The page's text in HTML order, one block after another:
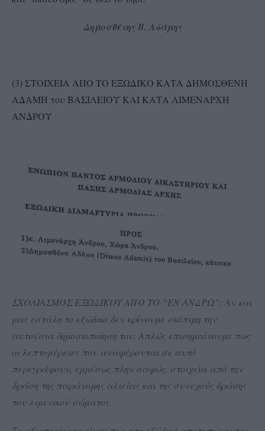
Δημοσθένης Β. Αδάμης
(3) ΣΤΟΙΧΕΙΑ ΑΠΟ ΤΟ ΕΞΩΔΙΚΟ ΚΑΤΑ ΔΗΜΟΣΘΕΝΗ
ΑΔΑΜΗ του ΒΑΣΙΛΕΙΟΥ ΚΑΙ ΚΑΤΑ ΛΙΜΕΝΑΡΧΗ
ΑΝΔΡΟΥ
ΣΧΟΛΙΑΣΜΟΣ ΕΞΩΔΙΚΟΥ ΑΠΟ ΤΟ “ΕΝ ΑΝΔΡΩ”: Αν και
μας εστάλη το εξώδικο δεν κρίνουμε σκόπιμη την
αυτούσια δημοσιοποίηση του. Απλώς επισημαίνουμε πως
οι λεπτομέρειες που αναφέρονται σε αυτό
περιγράφουν, εμμέσως πλην σαφώς, στοιχεία από την
δράση της παράνομης αλιείας και της συνεχούς δράσης
του λιμενικού σώματος.